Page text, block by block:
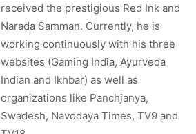
received the prestigious Red Ink and
Narada Samman. Currently, he is
working continuously with his three
websites (Gaming India, Ayurveda
Indian and Ikhbar) as well as
organizations like Panchjanya,
Swadesh, Navodaya Times, TV9 and